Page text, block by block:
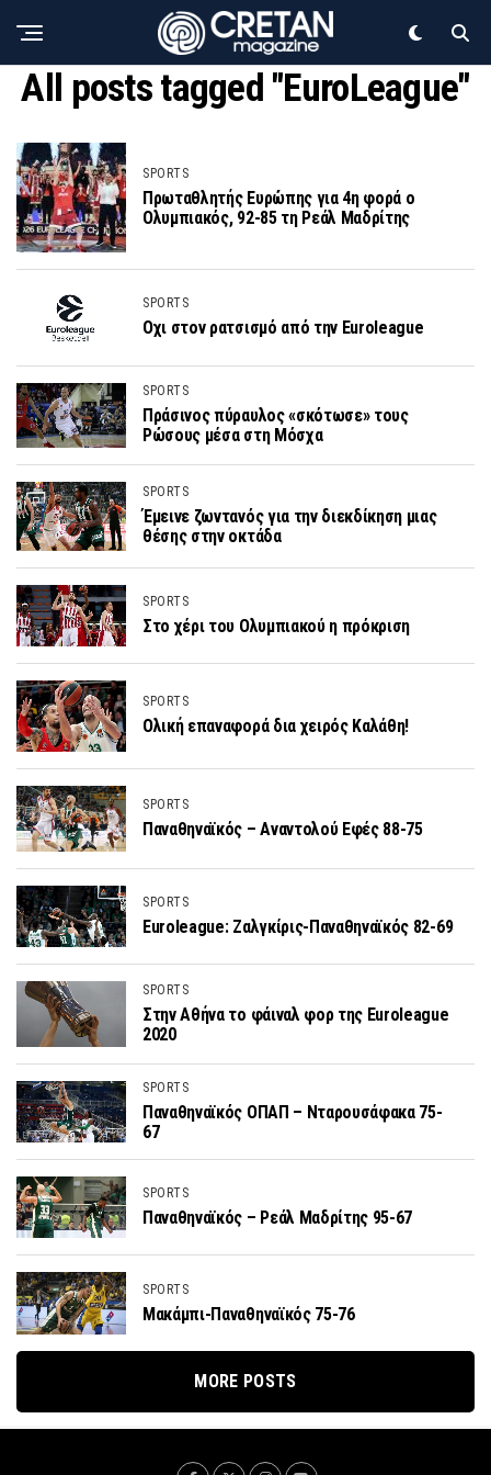
All posts tagged "EuroLeague"
SPORTS
Πρωταθλητής Ευρώπης για 4η φορά ο
Ολυμπιακός, 92-85 τη Ρεάλ Μαδρίτης
SPORTS
Οχι στον ρατσισμό από την Euroleague
SPORTS
Πράσινος πύραυλος «σκότωσε» τους
Ρώσους μέσα στη Μόσχα
SPORTS
Έμεινε ζωντανός για την διεκδίκηση μιας
θέσης στην οκτάδα
SPORTS
Στο χέρι του Ολυμπιακού η πρόκριση
SPORTS
Ολική επαναφορά δια χειρός Καλάθη!
SPORTS
Παναθηναϊκός – Αναντολού Εφές 88-75
SPORTS
Euroleague: Ζαλγκίρις-Παναθηναϊκός 82-69
SPORTS
Στην Αθήνα το φάιναλ φορ της Euroleague
2020
SPORTS
Παναθηναϊκός ΟΠΑΠ – Νταρουσάφακα 75-
67
SPORTS
Παναθηναϊκός – Ρεάλ Μαδρίτης 95-67
SPORTS
Μακάμπι-Παναθηναϊκός 75-76
MORE POSTS